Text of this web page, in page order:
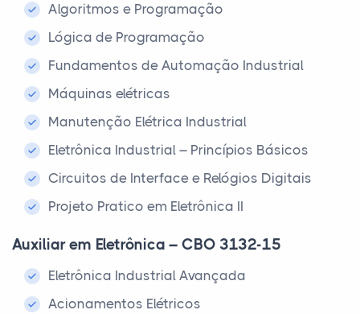
Algoritmos e Programação
Lógica de Programação
Fundamentos de Automação Industrial
Máquinas elétricas
Manutenção Elétrica Industrial
Eletrônica Industrial – Princípios Básicos
Circuitos de Interface e Relógios Digitais
Projeto Pratico em Eletrônica II
Auxiliar em Eletrônica – CBO 3132-15
Eletrônica Industrial Avançada
Acionamentos Elétricos